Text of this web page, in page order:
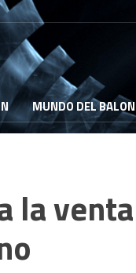
MUNDO DEL BALON
la